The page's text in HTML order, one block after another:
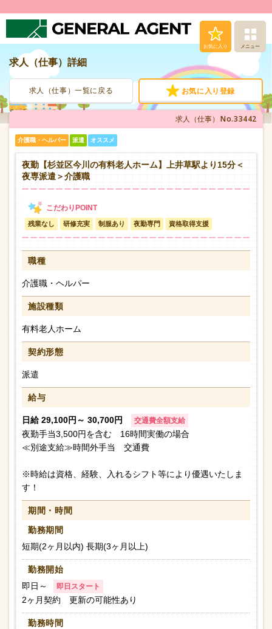
お気に入り メニュー
人材派遣サービス
転職支援サービス
登録から就業まで
お問い合わせ
求人（仕事）詳細
求人（仕事）一覧に戻る お気に入り登録
求人（仕事） No.33442
介護職・ヘルパー 派遣 オススメ
夜勤【杉並区今川の有料老人ホーム】上井草駅より15分＜
夜専派遣＞介護職
残業なし 研修充実 制服あり 夜勤専門 資格取得支援
職種
介護職・ヘルパー
施設種類
有料老人ホーム
契約形態
派遣
給与
日給 29,100円～ 30,700円 交通費全額支給
夜勤手当3,500円を含む 16時間実働の場合
≪別途支給≫時間外手当 交通費
※時給は資格、経験、入れるシフト等により優遇いたしま
す！
期間・時間
勤務期間
短期(2ヶ月以内) 長期(3ヶ月以上)
勤務開始
即日～
即日スタート
2ヶ月契約 更新の可能性あり
勤務時間